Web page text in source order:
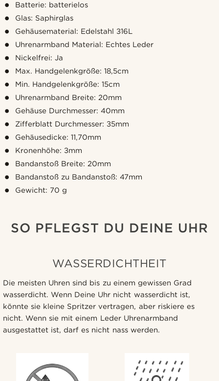
Batterie: batterielos
Glas: Saphirglas
Gehäusematerial: Edelstahl 316L
Uhrenarmband Material: Echtes Leder
Nickelfrei: Ja
Max. Handgelenkgröße: 18,5cm
Min. Handgelenkgröße: 15cm
Uhrenarmband Breite: 20mm
Gehäuse Durchmesser: 40mm
Zifferblatt Durchmesser: 35mm
Gehäusedicke: 11,70mm
Kronenhöhe: 3mm
Bandanstoß Breite: 20mm
Bandanstoß zu Bandanstoß: 47mm
Gewicht: 70 g
SO PFLEGST DU DEINE UHR
WASSERDICHTHEIT
Die meisten Uhren sind bis zu einem gewissen Grad
wasserdicht. Wenn Deine Uhr nicht wasserdicht ist,
könnte sie kleine Spritzer vertragen, aber riskiere es
nicht. Wenn sie mit einem Leder Uhrenarmband
ausgestattet ist, darf es nicht nass werden.